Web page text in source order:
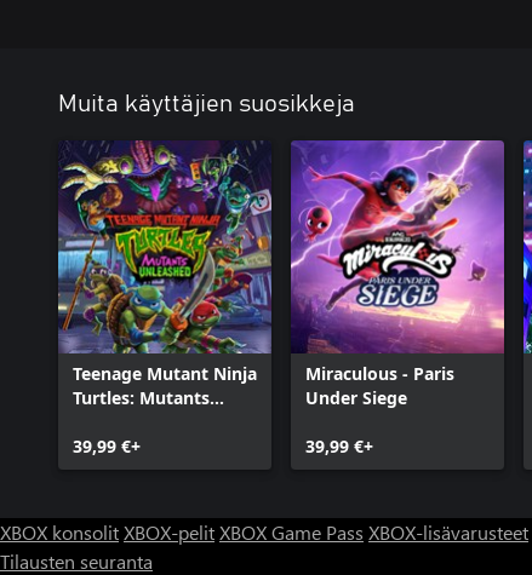
Muita käyttäjien suosikkeja
Teenage Mutant Ninja
Turtles: Mutants
39,99 €+
Miraculous - Paris
Under Siege
39,99 €+
XBOX konsolitXBOX-pelitXBOX Game Pass XBOX-lisävarusteet
Tilausten seuranta